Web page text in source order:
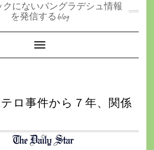
クにないバングラデシュ情報
を発信するblog
Toggle Navigation
ロ事件から７年、関係